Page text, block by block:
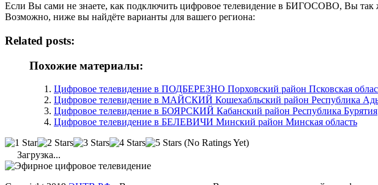
Если Вы сами не знаете, как подключить цифровое телевидение в БИГОСОВО, Вы так
Возможно, ниже вы найдёте варианты для вашего региона:
Related posts:
Похожие материалы:
Цифровое телевидение в ПОДБЕРЕЗНО Порховский район Псковская
Цифровое телевидение в МАЙСКИЙ Кошехабльский район Республика
Цифровое телевидение в БОЯРСКИЙ Кабанский район Республика Бурятия
Цифровое телевидение в БЕЛЕВИЧИ Минский район Минская область
(No Ratings Yet)
Загрузка...